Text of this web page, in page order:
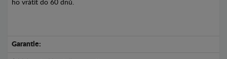
ho vrátit do 60 dnů.
Garantie: